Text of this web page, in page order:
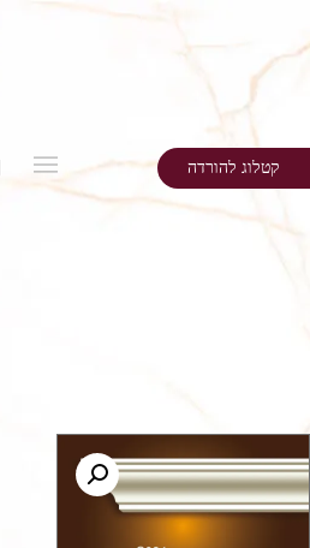
קטלוג להורדה